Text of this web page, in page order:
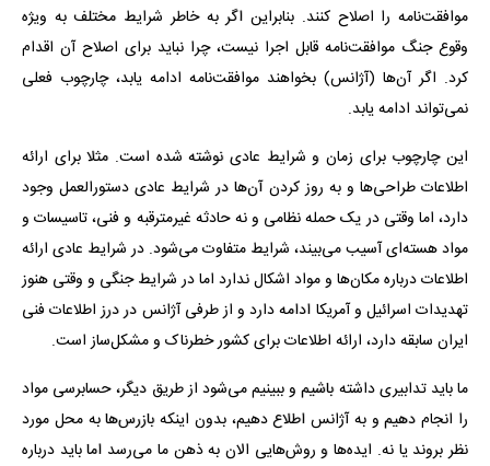
موافقت‌نامه را اصلاح کنند. بنابراین اگر به خاطر شرایط مختلف به ویژه
وقوع جنگ موافقت‌نامه قابل اجرا نیست، چرا نباید برای اصلاح آن اقدام
کرد. اگر آن‌ها (آژانس) بخواهند موافقت‌نامه ادامه یابد، چارچوب فعلی
نمی‌تواند ادامه یابد.
این چارچوب برای زمان و شرایط عادی نوشته شده است. مثلا برای ارائه
اطلاعات طراحی‌ها و به روز کردن آن‌ها در شرایط عادی دستورالعمل وجود
دارد، اما وقتی در یک حمله نظامی و نه حادثه غیرمترقبه و فنی، تاسیسات و
مواد هسته‌ای آسیب می‌بیند، شرایط متفاوت می‌شود. در شرایط عادی ارائه
اطلاعات درباره مکان‌ها و مواد اشکال ندارد اما در شرایط جنگی و وقتی هنوز
تهدیدات اسرائیل و آمریکا ادامه دارد و از طرفی آژانس در درز اطلاعات فنی
ایران سابقه دارد، ارائه اطلاعات برای کشور خطرناک و مشکل‌ساز است.
ما باید تدابیری داشته باشیم و ببینیم می‌شود از طریق دیگر، حسابرسی مواد
را انجام دهیم و به آژانس اطلاع دهیم، بدون اینکه بازرس‌ها به محل مورد
نظر بروند یا نه. ایده‌ها و روش‌هایی الان به ذهن ما می‌رسد اما باید درباره